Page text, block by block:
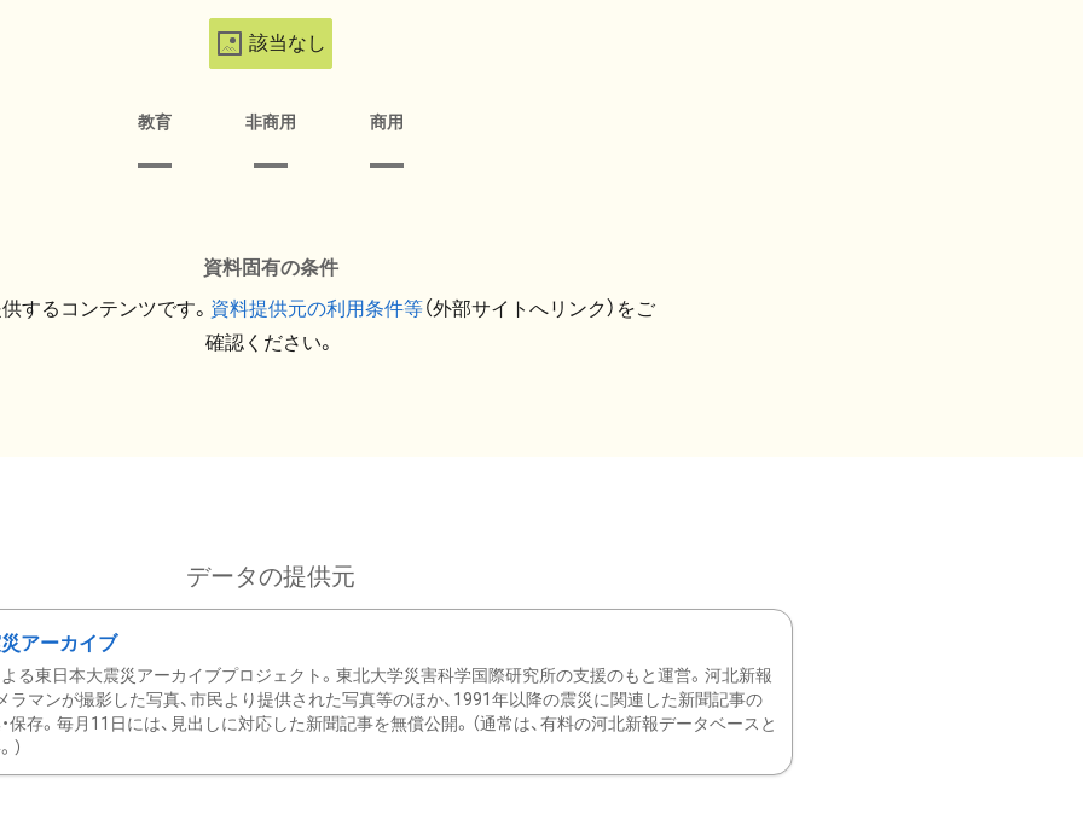
該当なし
教育 非商用 商用
資料固有の条件
するコンテンツです。 資料提供元の利用条件等（外部サイトへリンク）をご
確認ください。
データの提供元
アーカイブ
る東日本大震災アーカイブプロジェクト。東北大学災害科学国際研究所の支援のもと運営。河北新報
ラマンが撮影した写真、市民より提供された写真等のほか、1991年以降の震災に関連した新聞記事の
保存。毎月11日には、見出しに対応した新聞記事を無償公開。（通常は、有料の河北新報データベースと
）